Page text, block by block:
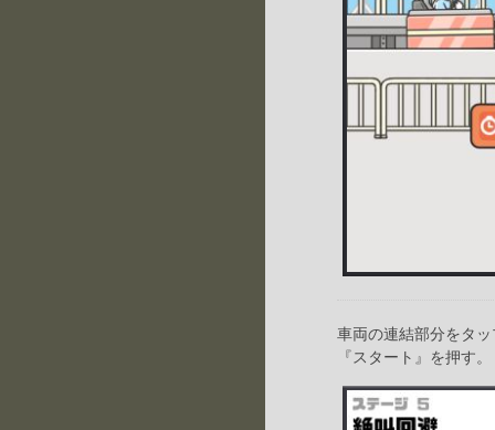
車両の連結部分をタ
『スタート』を押す。